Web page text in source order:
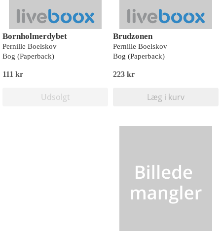
Bornholmerdybet
Pernille Boelskov
Bog (Paperback)
111 kr
Udsolgt
Brudzonen
Pernille Boelskov
Bog (Paperback)
223 kr
Læg i kurv